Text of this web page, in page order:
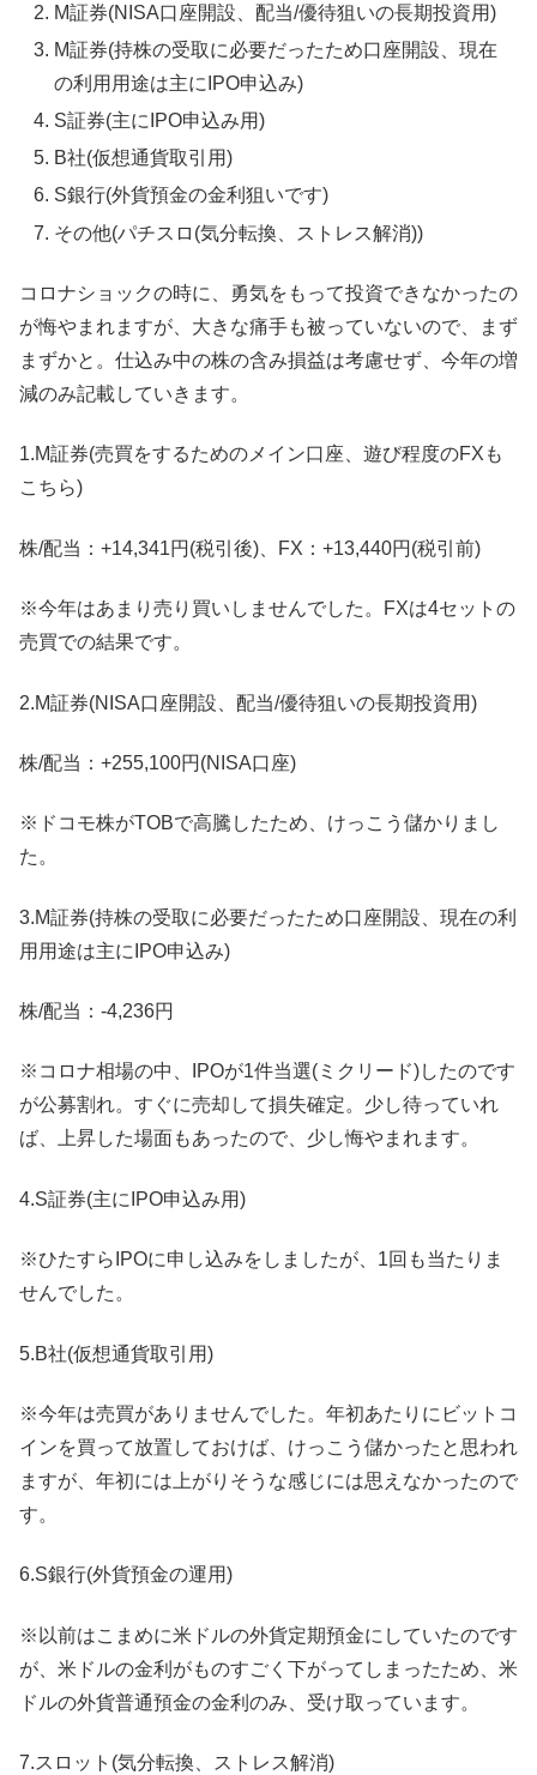
M証券(NISA口座開設、配当/優待狙いの長期投資用)
M証券(持株の受取に必要だったため口座開設、現在
の利用用途は主にIPO申込み)
S証券(主にIPO申込み用)
B社(仮想通貨取引用)
S銀行(外貨預金の金利狙いです)
その他(パチスロ(気分転換、ストレス解消))
コロナショックの時に、勇気をもって投資できなかったの
が悔やまれますが、大きな痛手も被っていないので、まず
まずかと。仕込み中の株の含み損益は考慮せず、今年の増
減のみ記載していきます。
1.M証券(売買をするためのメイン口座、遊び程度のFXも
こちら)
株/配当：+14,341円(税引後)、FX：+13,440円(税引前)
※今年はあまり売り買いしませんでした。FXは4セットの
売買での結果です。
2.M証券(NISA口座開設、配当/優待狙いの長期投資用)
株/配当：+255,100円(NISA口座)
※ドコモ株がTOBで高騰したため、けっこう儲かりまし
た。
3.M証券(持株の受取に必要だったため口座開設、現在の利
用用途は主にIPO申込み)
株/配当：-4,236円
※コロナ相場の中、IPOが1件当選(ミクリード)したのです
が公募割れ。すぐに売却して損失確定。少し待っていれ
ば、上昇した場面もあったので、少し悔やまれます。
4.S証券(主にIPO申込み用)
※ひたすらIPOに申し込みをしましたが、1回も当たりま
せんでした。
5.B社(仮想通貨取引用)
※今年は売買がありませんでした。年初あたりにビットコ
インを買って放置しておけば、けっこう儲かったと思われ
ますが、年初には上がりそうな感じには思えなかったので
す。
6.S銀行(外貨預金の運用)
※以前はこまめに米ドルの外貨定期預金にしていたのです
が、米ドルの金利がものすごく下がってしまったため、米
ドルの外貨普通預金の金利のみ、受け取っています。
7.スロット(気分転換、ストレス解消)